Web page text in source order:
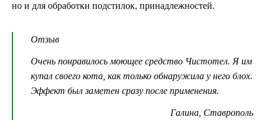
но и для обработки подстилок, принадлежностей.
Отзыв
Очень понравилось моющее средство Чистотел. Я им
купал своего кота, как только обнаружила у него блох.
Эффект был заметен сразу после применения.
Галина, Ставрополь